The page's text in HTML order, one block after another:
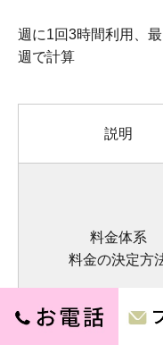
週に1回3時間利用、
週で計算
説明
料金体系
料金の決定方